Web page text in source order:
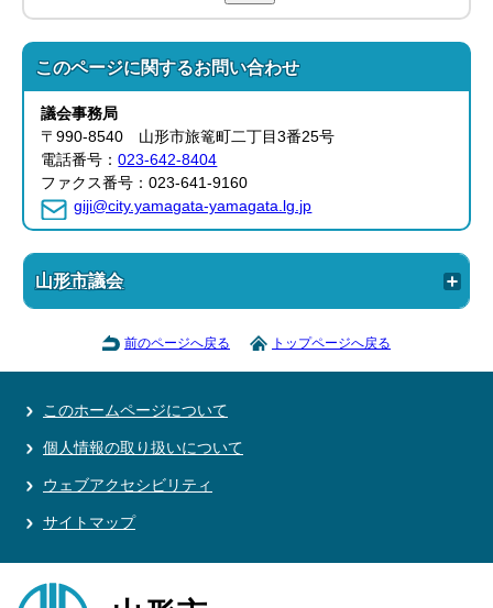
このページに関するお問い合わせ
議会事務局
〒990-8540 山形市旅篭町二丁目3番25号
電話番号：023-642-8404
ファクス番号：023-641-9160
giji@city.yamagata-yamagata.lg.jp
山形市議会
前のページへ戻る トップページへ戻る
このホームページについて
個人情報の取り扱いについて
ウェブアクセシビリティ
サイトマップ